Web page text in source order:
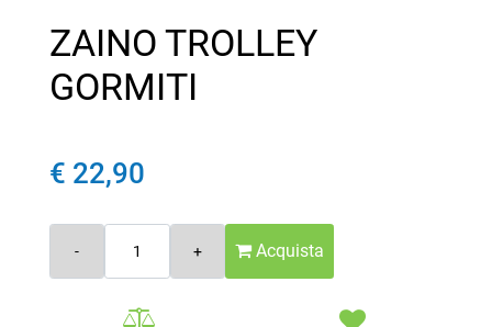
ZAINO TROLLEY
GORMITI
€ 22,90
Acquista